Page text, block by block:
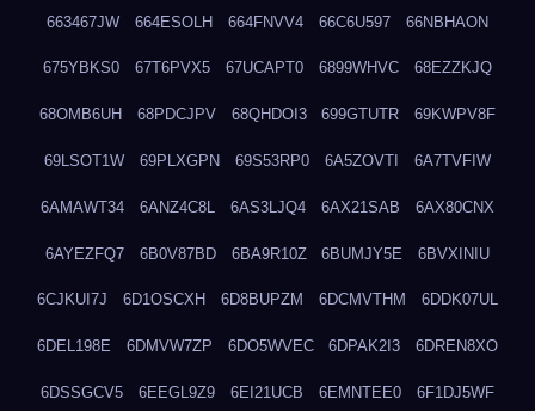
663467JW 664ESOLH 664FNVV4 66C6U597 66NBHAON
675YBKS0 67T6PVX5 67UCAPT0 6899WHVC 68EZZKJQ
68OMB6UH 68PDCJPV 68QHDOI3 699GTUTR 69KWPV8F
69LSOT1W 69PLXGPN 69S53RP0 6A5ZOVTI 6A7TVFIW
6AMAWT34 6ANZ4C8L 6AS3LJQ4 6AX21SAB 6AX80CNX
6AYEZFQ7 6B0V87BD 6BA9R10Z 6BUMJY5E 6BVXINIU
6CJKUI7J 6D1OSCXH 6D8BUPZM 6DCMVTHM 6DDK07UL
6DEL198E 6DMVW7ZP 6DO5WVEC 6DPAK2I3 6DREN8XO
6DSSGCV5 6EEGL9Z9 6EI21UCB 6EMNTEE0 6F1DJ5WF